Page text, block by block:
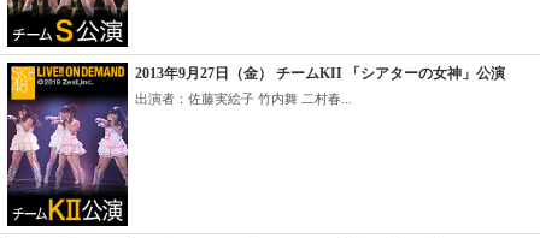
2013年9月27日（金） チームKII 「シアターの女神」公演
出演者：佐藤実絵子 竹内舞 二村春...